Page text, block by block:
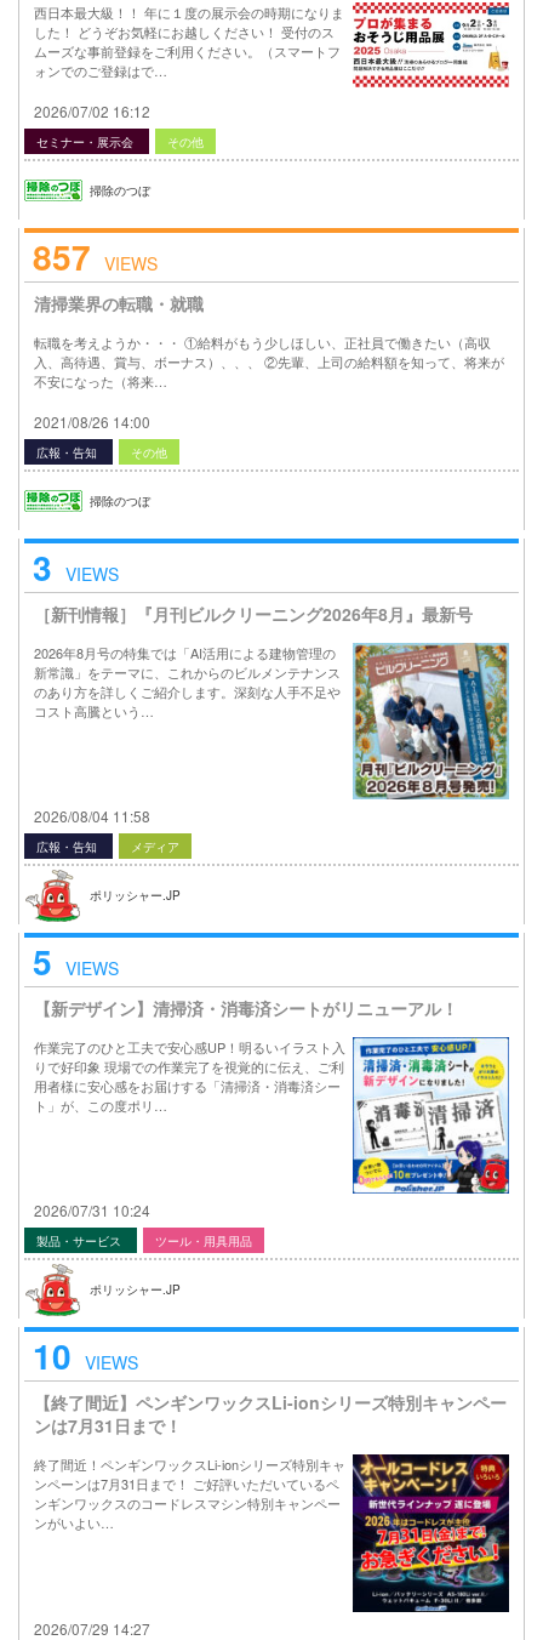
西日本最大級！！ 年に１度の展示会の時期になりま
した！ どうぞお気軽にお越しください！ 受付のス
ムーズな事前登録をご利用ください。（スマートフ
ォンでのご登録はで…
2026/07/02 16:12
セミナー・展示会 その他
掃除のつぼ
857 VIEWS
清掃業界の転職・就職
転職を考えようか・・・ ①給料がもう少しほしい、正社員で働きたい（高収
入、高待遇、賞与、ボーナス）、、、 ②先輩、上司の給料額を知って、将来が
不安になった（将来…
2021/08/26 14:00
広報・告知 その他
掃除のつぼ
3 VIEWS
［新刊情報］『月刊ビルクリーニング2026年8月』最新号
2026年8月号の特集では「AI活用による建物管理の
新常識」をテーマに、これからのビルメンテナンス
のあり方を詳しくご紹介します。深刻な人手不足や
コスト高騰という…
2026/08/04 11:58
広報・告知 メディア
ポリッシャー.JP
5 VIEWS
【新デザイン】清掃済・消毒済シートがリニューアル！
作業完了のひと工夫で安心感UP！明るいイラスト入
りで好印象 現場での作業完了を視覚的に伝え、ご利
用者様に安心感をお届けする「清掃済・消毒済シー
ト」が、この度ポリ…
2026/07/31 10:24
製品・サービス ツール・用具用品
ポリッシャー.JP
10 VIEWS
【終了間近】ペンギンワックスLi-ionシリーズ特別キャンペー
ンは7月31日まで！
終了間近！ペンギンワックスLi-ionシリーズ特別キャ
ンペーンは7月31日まで！ ご好評いただいているペ
ンギンワックスのコードレスマシン特別キャンペー
ンがいよい…
2026/07/29 14:27